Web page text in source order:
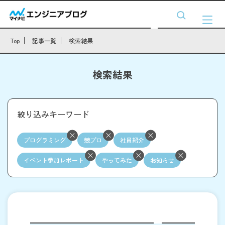
Top 記事一覧 検索結果
検索結果
絞り込みキーワード
プログラミング 競プロ 社員紹介
イベント参加レポート やってみた お知らせ